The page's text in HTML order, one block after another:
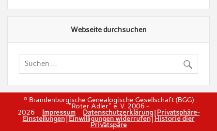
Webseite durchsuchen
© Brandenburgische Genealogische Gesellschaft (BGG)
"Roter Adler" e. V. 2006 -
2026 Impressum Datenschutzerklärung| Privatsphäre-
Einstellungen| Einwilligungen widerrufen|Historie dier
Privatspäre